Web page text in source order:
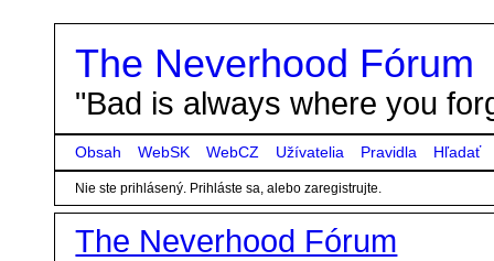
The Neverhood Fórum
"Bad is always where you
Obsah WebSK WebCZ Užívatelia Pravidla Hľadať
Nie ste prihlásený. Prihláste sa, alebo zaregistrujte.
The Neverhood Fórum